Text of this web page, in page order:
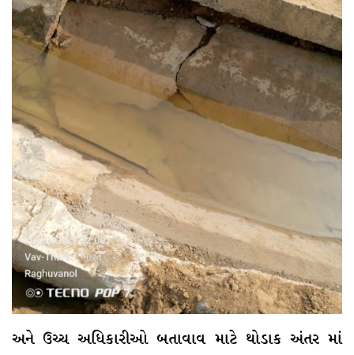
અને ઉચ્ચ અધિકારીઓ બતાવાવ માટે થોડાક અંતર માં